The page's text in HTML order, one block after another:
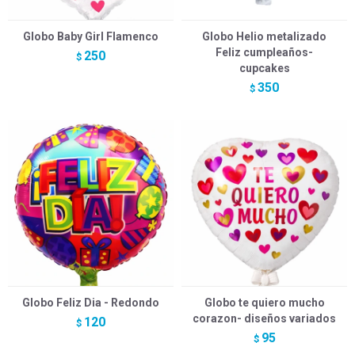
Globo Baby Girl Flamenco
$ 250
Globo Helio metalizado
Feliz cumpleaños-
cupcakes
$ 350
Globo Feliz Dia - Redondo
$ 120
Globo te quiero mucho
corazon- diseños variados
$ 95